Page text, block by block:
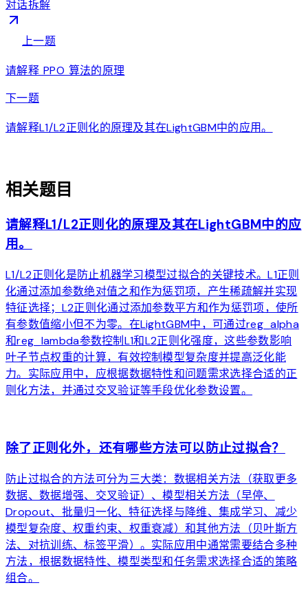
对话拆解
上一题
请解释 PPO 算法的原理
下一题arrow_forward
请解释L1/L2正则化的原理及其在LightGBM中的应用。
相关题目
请解释L1/L2正则化的原理及其在LightGBM中的应
用。
L1/L2正则化是防止机器学习模型过拟合的关键技术。L1正则
化通过添加参数绝对值之和作为惩罚项，产生稀疏解并实现
特征选择；L2正则化通过添加参数平方和作为惩罚项，使所
有参数值缩小但不为零。在LightGBM中，可通过reg_alpha
和reg_lambda参数控制L1和L2正则化强度，这些参数影响
叶子节点权重的计算，有效控制模型复杂度并提高泛化能
力。实际应用中，应根据数据特性和问题需求选择合适的正
则化方法，并通过交叉验证等手段优化参数设置。
除了正则化外，还有哪些方法可以防止过拟合？
防止过拟合的方法可分为三大类：数据相关方法（获取更多
数据、数据增强、交叉验证）、模型相关方法（早停、
Dropout、批量归一化、特征选择与降维、集成学习、减少
模型复杂度、权重约束、权重衰减）和其他方法（贝叶斯方
法、对抗训练、标签平滑）。实际应用中通常需要结合多种
方法，根据数据特性、模型类型和任务需求选择合适的策略
组合。